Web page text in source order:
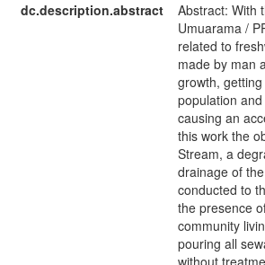
dc.description.abstract
Abstract: With
Umuarama /
related to
made by man
growth,
population
causing an
this work the
Stream, a
drainage of
conducted to
the presence
community
pouring all
without